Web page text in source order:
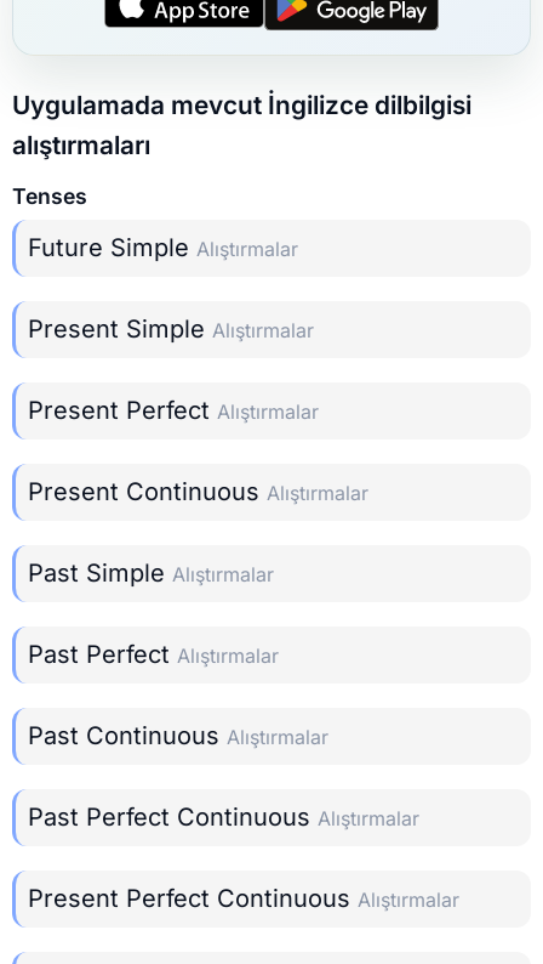
Uygulamada mevcut İngilizce dilbilgisi
alıştırmaları
Tenses
Future Simple Alıştırmalar
Present Simple Alıştırmalar
Present Perfect Alıştırmalar
Present Continuous Alıştırmalar
Past Simple Alıştırmalar
Past Perfect Alıştırmalar
Past Continuous Alıştırmalar
Past Perfect Continuous Alıştırmalar
Present Perfect Continuous Alıştırmalar